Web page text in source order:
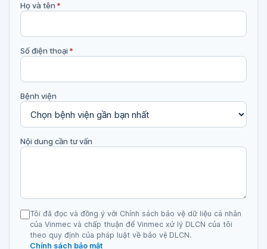
Họ và tên*
Số điện thoại*
Bệnh viện
Nội dung cần tư vấn
Tôi đã đọc và đồng ý với Chính sách bảo vệ dữ liệu cá nhân
của Vinmec và chấp thuận để Vinmec xử lý DLCN của tôi
theo quy định của pháp luật về bảo vệ DLCN.
Chính sách bảo mật